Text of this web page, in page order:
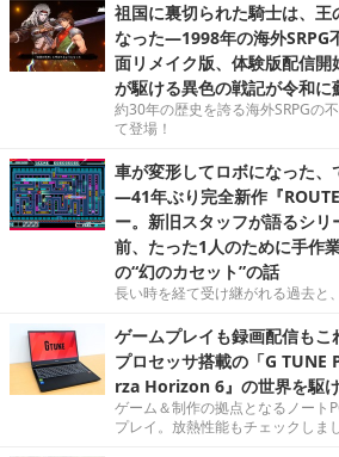
祖国に裏切られた騎士は、
なった―1998年の海外SRPG
面リメイク版、体験版配信
が駆ける異色の戦記が令和に
約30年の歴史を誇る海外SRPGの
て登場！
車が変形してロボになった
―41年ぶり完全新作『
ー。新旧スタッフが語るシ
前、たった1人のために手作
の“幻のカセット”の話
長い時を経て受け継がれる過去と
ゲームプレイも録画配信も
プロセッサ搭載の「G TUNE
rza Horizon 6』の世界を駆
ゲーム＆制作の拠点となるノート
プレイ。放熱性能もチェックしま